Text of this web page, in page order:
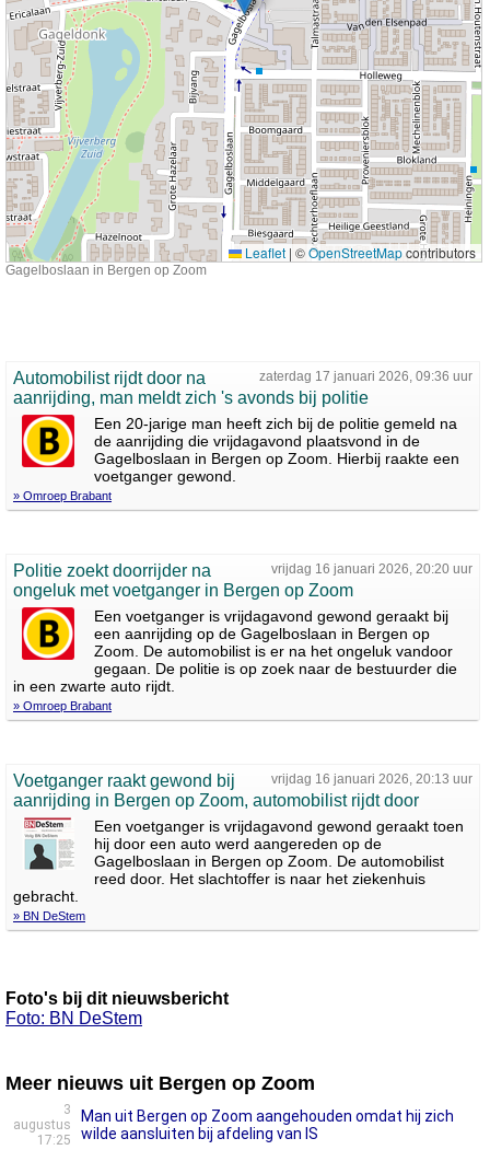
Leaflet | ©OpenStreetMapcontributors
Gagelboslaan in Bergen op Zoom
zaterdag 17 januari 2026, 09:36 uur
Automobilist rijdt door na
aanrijding, man meldt zich 's avonds bij politie
Een 20-jarige man heeft zich bij de politie gemeld na
de aanrijding die vrijdagavond plaatsvond in de
Gagelboslaan in Bergen op Zoom. Hierbij raakte een
voetganger gewond.
» Omroep Brabant
vrijdag 16 januari 2026, 20:20 uur
Politie zoekt doorrijder na
ongeluk met voetganger in Bergen op Zoom
Een voetganger is vrijdagavond gewond geraakt bij
een aanrijding op de Gagelboslaan in Bergen op
Zoom. De automobilist is er na het ongeluk vandoor
gegaan. De politie is op zoek naar de bestuurder die
in een zwarte auto rijdt.
» Omroep Brabant
vrijdag 16 januari 2026, 20:13 uur
Voetganger raakt gewond bij
aanrijding in Bergen op Zoom, automobilist rijdt door
Een voetganger is vrijdagavond gewond geraakt toen
hij door een auto werd aangereden op de
Gagelboslaan in Bergen op Zoom. De automobilist
reed door. Het slachtoffer is naar het ziekenhuis
gebracht.
» BN DeStem
Foto's bij dit nieuwsbericht
Foto: BN DeStem
Meer nieuws uit Bergen op Zoom
3
augustus
17:25
Man uit Bergen op Zoom aangehouden omdat hij zich
wilde aansluiten bij afdeling van IS